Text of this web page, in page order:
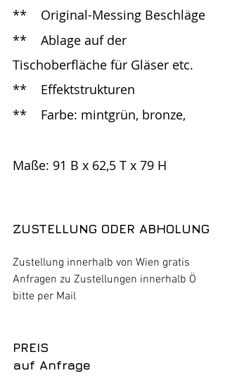
**	Original-Messing Beschläge
**	Ablage auf der
Tischoberfläche für Gläser etc.
**	Effektstrukturen
**	Farbe: mintgrün, bronze,
Maße: 91 B x 62,5 T x 79 H
ZUSTELLUNG ODER ABHOLUNG
Zustellung innerhalb von Wien gratis
Anfragen zu Zustellungen innerhalb Ö
bitte per Mail
PREIS
auf Anfrage